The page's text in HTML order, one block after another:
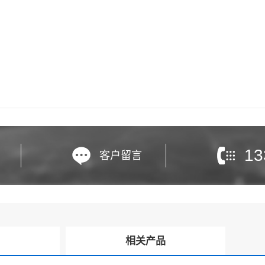
客户留言
相关产品